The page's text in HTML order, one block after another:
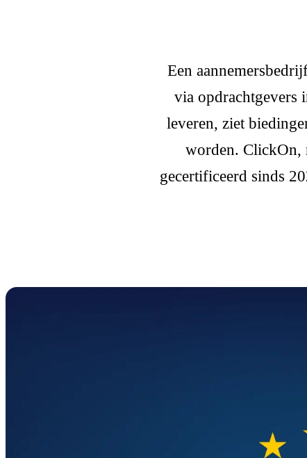
Een
via opdrachtgevers
leveren, ziet
worden. ClickOn,
gecertificeerd sinds